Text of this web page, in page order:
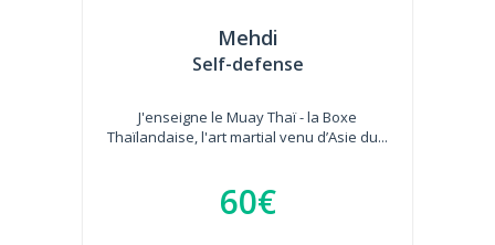
Mehdi
Self-defense
J'enseigne le Muay Thaï - la Boxe
Thaïlandaise, l'art martial venu d’Asie du...
60€